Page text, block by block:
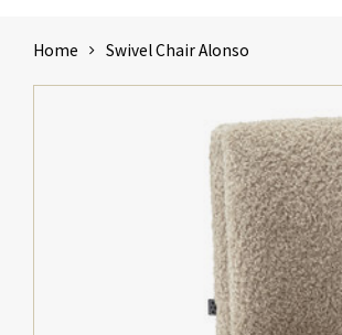
Home Swivel Chair Alonso